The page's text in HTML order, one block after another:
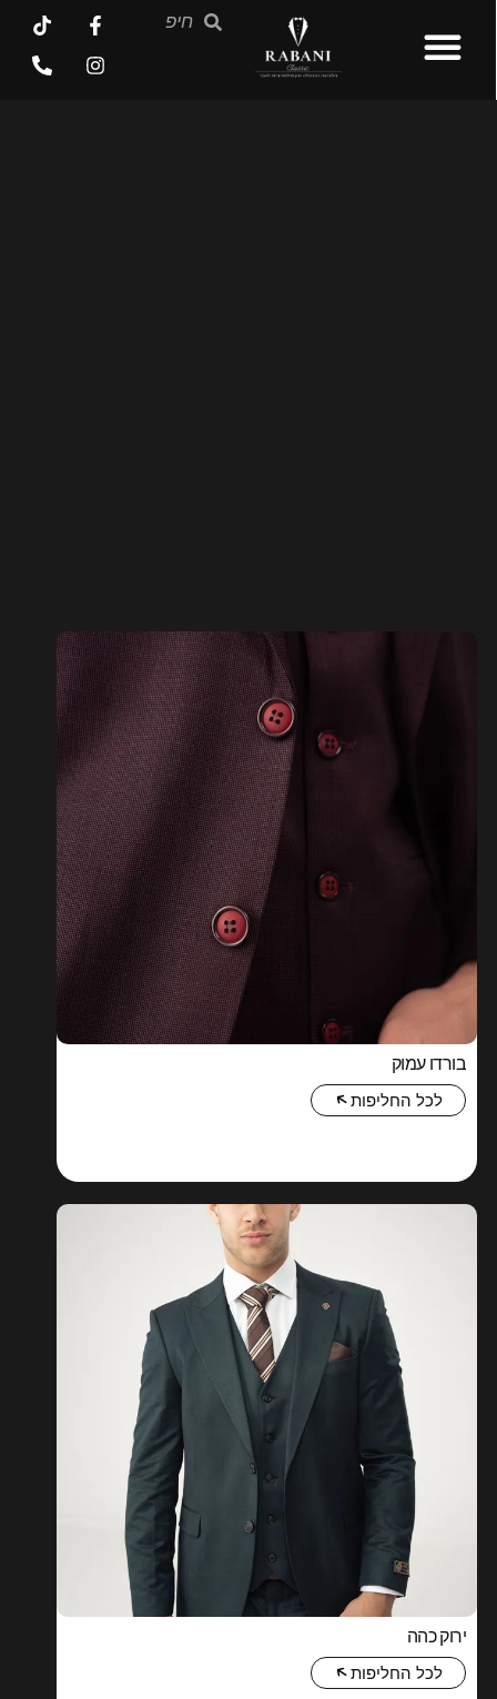
בורדו עמוק
לכל החליפות
ירוק כהה
לכל החליפות